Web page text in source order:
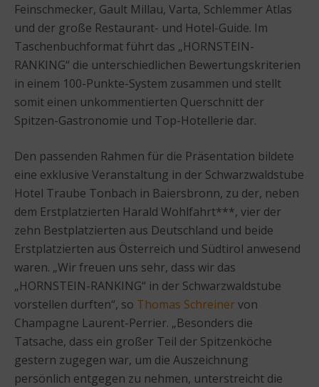
Feinschmecker, Gault Millau, Varta, Schlemmer Atlas
und der große Restaurant- und Hotel-Guide. Im
Taschenbuchformat führt das „HORNSTEIN-
RANKING“ die unterschiedlichen Bewertungskriterien
in einem 100-Punkte-System zusammen und stellt
somit einen unkommentierten Querschnitt der
Spitzen-Gastronomie und Top-Hotellerie dar.
Den passenden Rahmen für die Präsentation bildete
eine exklusive Veranstaltung in der Schwarzwaldstube
Hotel Traube Tonbach in Baiersbronn, zu der, neben
dem Erstplatzierten Harald Wohlfahrt***, vier der
zehn Bestplatzierten aus Deutschland und beide
Erstplatzierten aus Österreich und Südtirol anwesend
waren. „Wir freuen uns sehr, dass wir das
„HORNSTEIN-RANKING“ in der Schwarzwaldstube
vorstellen durften“, so Thomas Schreinervon
Champagne Laurent-Perrier. „Besonders die
Tatsache, dass ein großer Teil der Spitzenköche
gestern zugegen war, um die Auszeichnung
persönlich entgegen zu nehmen, unterstreicht die